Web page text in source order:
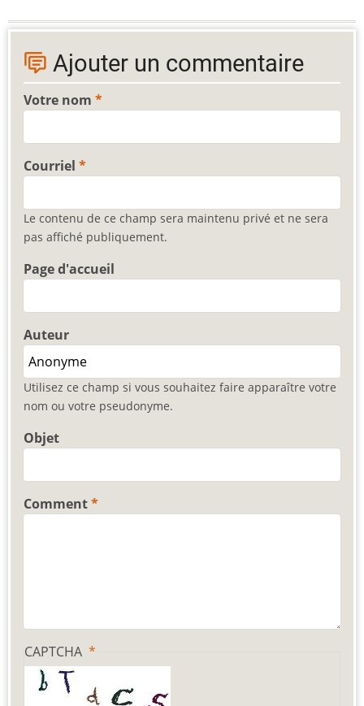
Ajouter un commentaire
Votre nom
Courriel
Le contenu de ce champ sera maintenu privé et ne sera
pas affiché publiquement.
Page d'accueil
Auteur
Utilisez ce champ si vous souhaitez faire apparaître votre
nom ou votre pseudonyme.
Objet
Comment
CAPTCHA